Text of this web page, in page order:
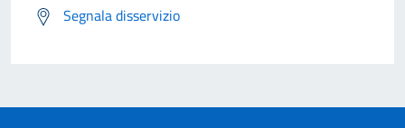
Segnala disservizio